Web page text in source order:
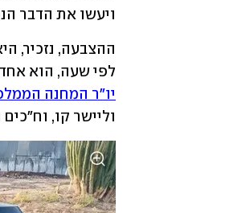
ויעשו את הדבר
לפי שעה, הוא אחד
יו"ר המחנה
וליישר קו,